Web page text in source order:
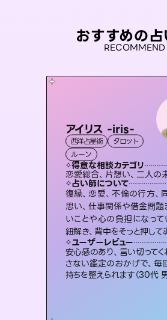
おすすめの
RECOMMEND
アイリス -iris-
西洋占星術
タロット
ルーン
得意な相談カテゴリ
恋愛総合、片想い、二人の
占い師について
復縁、恋愛、不倫の行方、
思い、仕事関係や借金問題
いことや心の負担になって
紐解き、背中をそっと押して
ユーザーレビュー
安心感のあり、言い切って
さない鑑定のおかげで、毎
持ちを整えられます（30代
桃源珠羽（とうげんみ
霊視・オーラ タロット
スピリチュアル・リーディング
得意な相談カテゴリ
片想い、あの人の気持
占い師について
恋愛のお悩みの中でも
係」の相談を得意として
恋人未満なお相手との
寧に読み解き恋愛成就へ
ユーザーレビュー
鑑定していただいてアド
動すると仲が復活してき
とうございました（40代
セラピスト理恵
霊視・オーラ
スピリチュアル・リーディン
得意な相談カテ
片想い、二人の未来
占い師について
連絡再開、復縁、成
多数。セラピストと
験があるからこそで
い未来をサポートし
ユーザーレビュー
とても心温まる鑑定で
らは何も言っていない
しゃるんだなと驚きで
おう 霊感
霊視・オーラ
オラクルカード
得意な相談カ
恋愛総合、あの
占い師について
霊視×オラクルカードを使って「今」と「未来」そして「気になるあの人の気持ち」まで丁寧に読み
ユーザーレビュー
不安な気持ちが嘘
た…！よく視えてい
感じました（40代
未来視師
スピリチュアル・
得意な相談
出逢い、片想
占い師につ
未来には何パタ
ます。不安で視
たの素敵な未来
選択できるようア
ユーザーレビュ
職場の人の性質や
本当によく視えて
打てて前向きにな
彗望
霊視・オーラ
スピリチュアル
得意な相談
片想い、あの
占い師につ
3,700年以上の
占術「易占」で
かう道筋を示し
体的な対策をお
ユーザーレビ
複雑な背景もし
いただけました。
た（50代 女性）